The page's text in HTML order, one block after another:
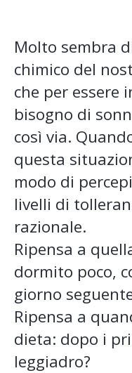
Molto sembra
chimico del
che per essere
bisogno di
così via.
questa
modo di
livelli di
razionale.
Ripensa a
dormito poco,
giorno
Ripensa a
dieta: dopo i
leggiadro?